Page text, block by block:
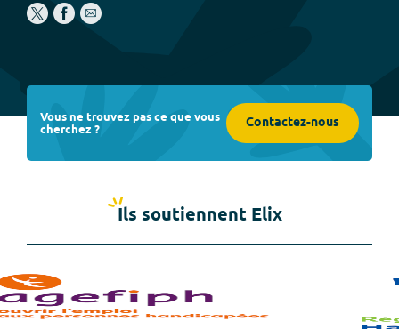
Vous ne trouvez pas ce que vous
cherchez ? Contactez-nous
Ils soutiennent Elix